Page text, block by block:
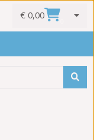
€ 0,00